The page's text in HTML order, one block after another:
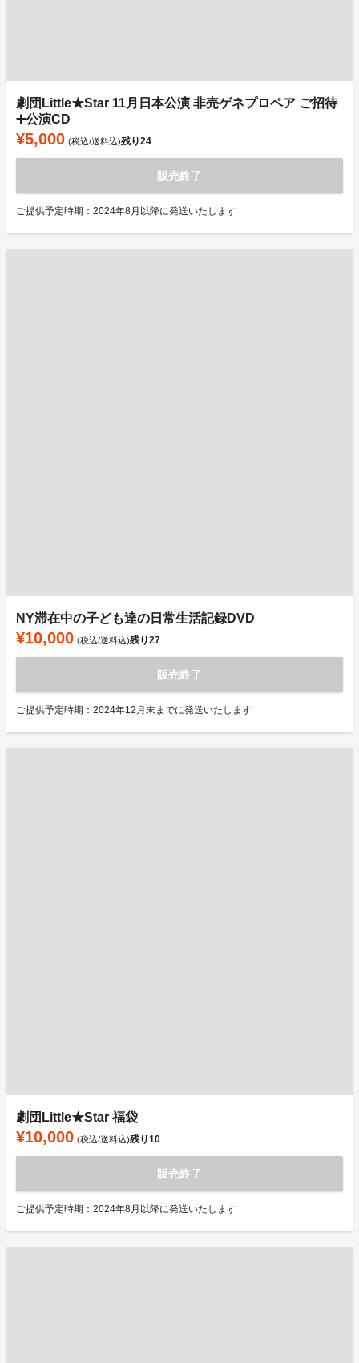
劇団Little★Star 11月日本公演 非売ゲネプロペア ご招待
➕公演CD
¥5,000 (税込/送料込)残り24
販売終了
ご提供予定時期：2024年8月以降に発送いたします
NY滞在中の子ども達の日常生活記録DVD
¥10,000 (税込/送料込)残り27
販売終了
ご提供予定時期：2024年12月末までに発送いたします
劇団Little★Star 福袋
¥10,000 (税込/送料込)残り10
販売終了
ご提供予定時期：2024年8月以降に発送いたします